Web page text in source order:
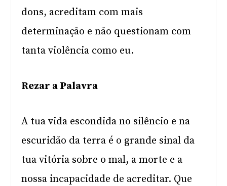
dons, acreditam com mais
determinação e não questionam com
tanta violência como eu.
Rezar a Palavra
A tua vida escondida no silêncio e na
escuridão da terra é o grande sinal da
tua vitória sobre o mal, a morte e a
nossa incapacidade de acreditar. Que